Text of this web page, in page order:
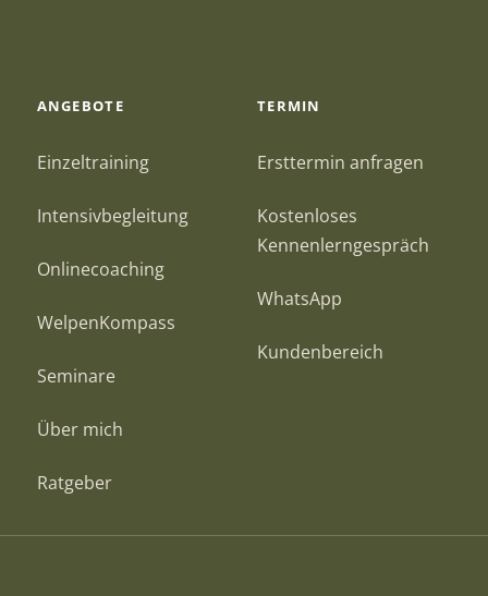
ANGEBOTE
Einzeltraining
Intensivbegleitung
Onlinecoaching
WelpenKompass
Seminare
Über mich
Ratgeber
TERMIN
Ersttermin anfragen
Kostenloses
Kennenlerngespräch
WhatsApp
Kundenbereich